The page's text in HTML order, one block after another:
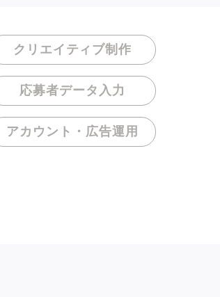
クリエイティブ制作
応募者データ入力
アカウント・ 広告運用